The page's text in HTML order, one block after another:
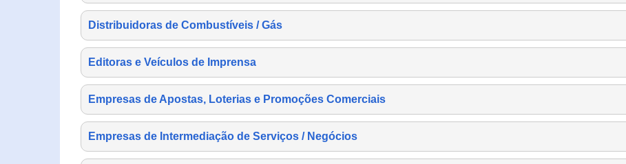
Distribuidoras de Combustíveis / Gás
Editoras e Veículos de Imprensa
Empresas de Apostas, Loterias e Promoções Comerciais
Empresas de Intermediação de Serviços / Negócios